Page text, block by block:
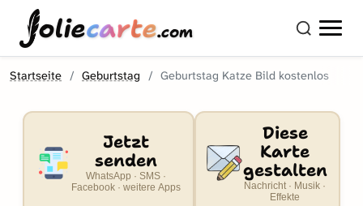
oliecarte.com
Startseite Geburtstag Geburtstag Katze Bild kostenlos
Jetzt
senden
WhatsApp · SMS ·
Facebook · weitere Apps
Diese
Karte
gestalten
Nachricht · Musik ·
Effekte